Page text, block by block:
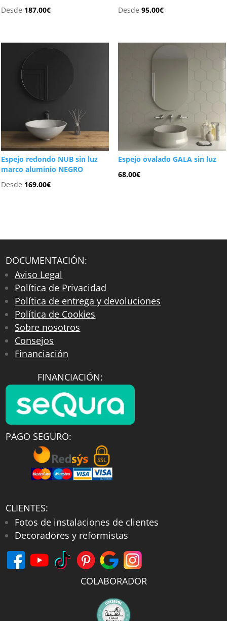
Desde 187.00€
Desde 95.00€
Espejo redondo NUB sin luz
marco aluminio NEGRO
Desde 169.00€
Espejo ovalado GALA sin luz
68.00€
DOCUMENTACIÓN:
Aviso Legal
Política de Privacidad
Política de entrega y devoluciones
Política de Cookies
Sobre nosotros
Consejos
Financiación
FINANCIACIÓN:
PAGO SEGURO:
CLIENTES:
Fotos de instalaciones de clientes
Decoradores y reformistas
COLABORADOR